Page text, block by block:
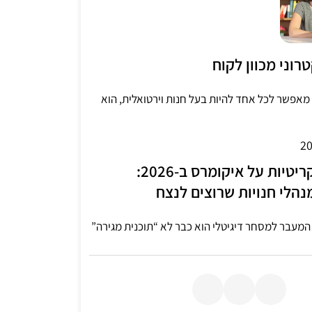
מכוון לקוח
מאפשר לכל אחד להיות בעל חנות וירטואלית, הוא
6 עובדות קריטיות על איקומרס ב-2026:
חנויות שרוצים לנצח
למסחר דיגיטלי הוא כבר לא “תוכנית מגירה”